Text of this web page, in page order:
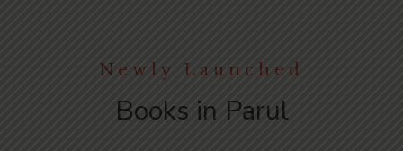
Newly Launched
Books in Parul